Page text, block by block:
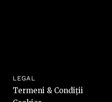
LEGAL
Termeni & Condiții